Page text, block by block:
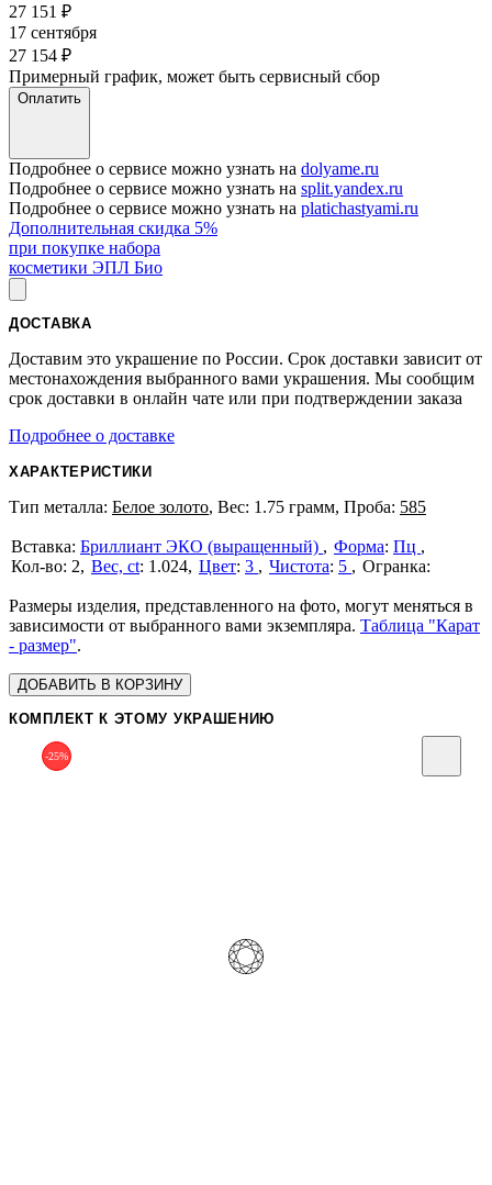
27 151 ₽
17 сентября
27 154 ₽
Примерный график, может быть сервисный сбор
Оплатить
Подробнее о сервисе можно узнать на dolyame.ru
Подробнее о сервисе можно узнать на split.yandex.ru
Подробнее о сервисе можно узнать на platichastyami.ru
Дополнительная скидка 5%
при покупке набора
косметики ЭПЛ Био
ДОСТАВКА
Доставим это украшение по России. Срок доставки зависит от
местонахождения выбранного вами украшения. Мы сообщим
срок доставки в онлайн чате или при подтверждении заказа
Подробнее о доставке
ХАРАКТЕРИСТИКИ
Тип металла: Белое золото, Вес: 1.75 грамм, Проба: 585
Бриллиант ЭКО (выращенный) Форма: Пц
2
Вес, ct: 1.024 Цвет: 3 Чистота: 5
Размеры изделия, представленного на фото, могут меняться в
зависимости от выбранного вами экземпляра. Таблица "Карат
- размер".
ДОБАВИТЬ В КОРЗИНУ
КОМПЛЕКТ К ЭТОМУ УКРАШЕНИЮ
-25%